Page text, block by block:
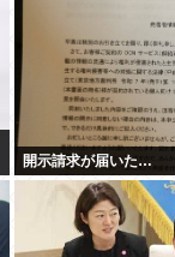
開示請求が届いた…